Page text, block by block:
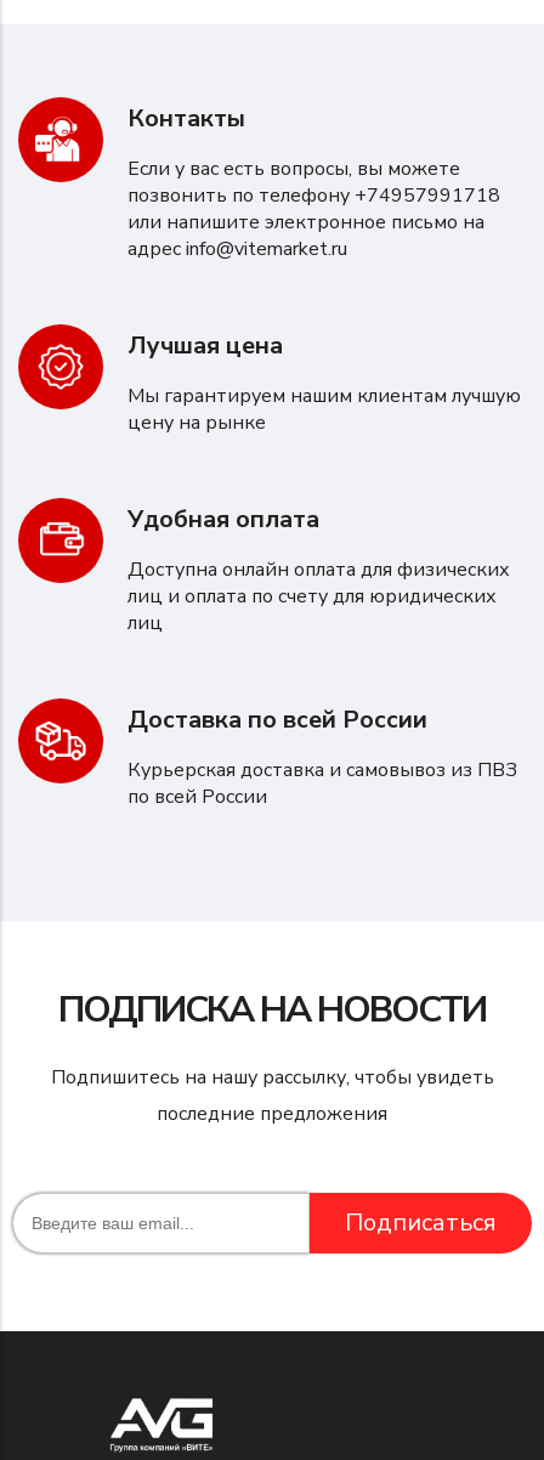
Контакты
Если у вас есть вопросы, вы можете
позвонить по телефону +74957991718
или напишите электронное письмо на
адресinfo@vitemarket.ru
Лучшая цена
Мы гарантируем нашим клиентам лучшую
цену на рынке
Удобная оплата
Доступна онлайн оплата для физических
лиц и оплата по счету для юридических
лиц
Доставка по всей России
Курьерская доставка и самовывоз из ПВЗ
по всей России
ПОДПИСКА НА НОВОСТИ
Подпишитесь на нашу рассылку, чтобы увидеть
последние предложения
Подписаться